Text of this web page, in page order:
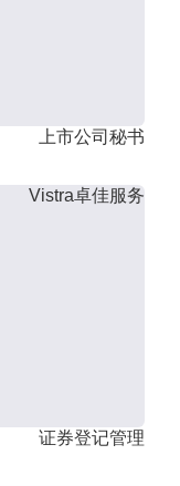
上市公司秘书
Vistra卓佳服务
证券登记管理